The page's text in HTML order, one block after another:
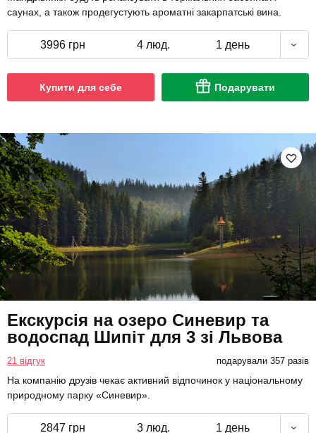
саунах, а також продегустують ароматні закарпатські вина.
3996 грн 4 люд. 1 день
Купити для себе Подарувати
Екскурсія на озеро Синевир та
водоспад Шипіт для 3 зі Львова
21 відгук подарували 357 разів
На компанію друзів чекає активний відпочинок у національному
природному парку «Синевир».
2847 грн 3 люд. 1 день